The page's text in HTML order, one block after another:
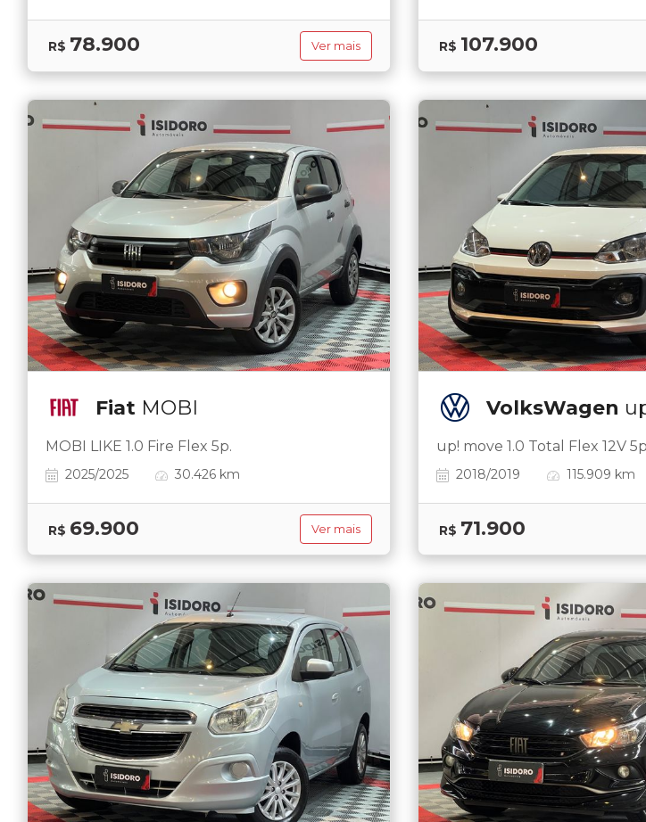
R$ 78.900 Ver mais R$ 107.900
Fiat MOBI
MOBI LIKE 1.0 Fire Flex 5p.
2025/2025 30.426 km
R$ 69.900 Ver mais
VolksWagen
up! move 1.0 Total Flex 12V 5p
2018/2019 115.909 km
R$ 71.900